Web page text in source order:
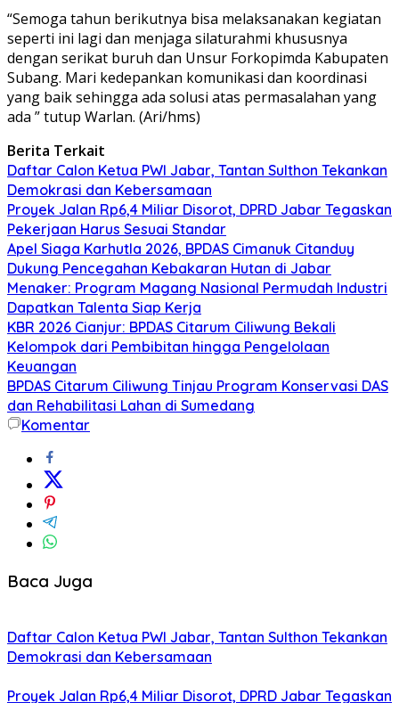
“Semoga tahun berikutnya bisa melaksanakan kegiatan
seperti ini lagi dan menjaga silaturahmi khususnya
dengan serikat buruh dan Unsur Forkopimda Kabupaten
Subang. Mari kedepankan komunikasi dan koordinasi
yang baik sehingga ada solusi atas permasalahan yang
ada ” tutup Warlan. (Ari/hms)
Berita Terkait
Daftar Calon Ketua PWI Jabar, Tantan Sulthon Tekankan
Demokrasi dan Kebersamaan
Proyek Jalan Rp6,4 Miliar Disorot, DPRD Jabar Tegaskan
Pekerjaan Harus Sesuai Standar
Apel Siaga Karhutla 2026, BPDAS Cimanuk Citanduy
Dukung Pencegahan Kebakaran Hutan di Jabar
Menaker: Program Magang Nasional Permudah Industri
Dapatkan Talenta Siap Kerja
KBR 2026 Cianjur: BPDAS Citarum Ciliwung Bekali
Kelompok dari Pembibitan hingga Pengelolaan
Keuangan
BPDAS Citarum Ciliwung Tinjau Program Konservasi DAS
dan Rehabilitasi Lahan di Sumedang
Komentar
Baca Juga
Daftar Calon Ketua PWI Jabar, Tantan Sulthon Tekankan
Demokrasi dan Kebersamaan
Proyek Jalan Rp6,4 Miliar Disorot, DPRD Jabar Tegaskan